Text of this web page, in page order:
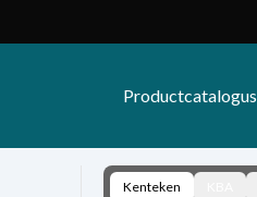
Productcatalogus
Kenteken